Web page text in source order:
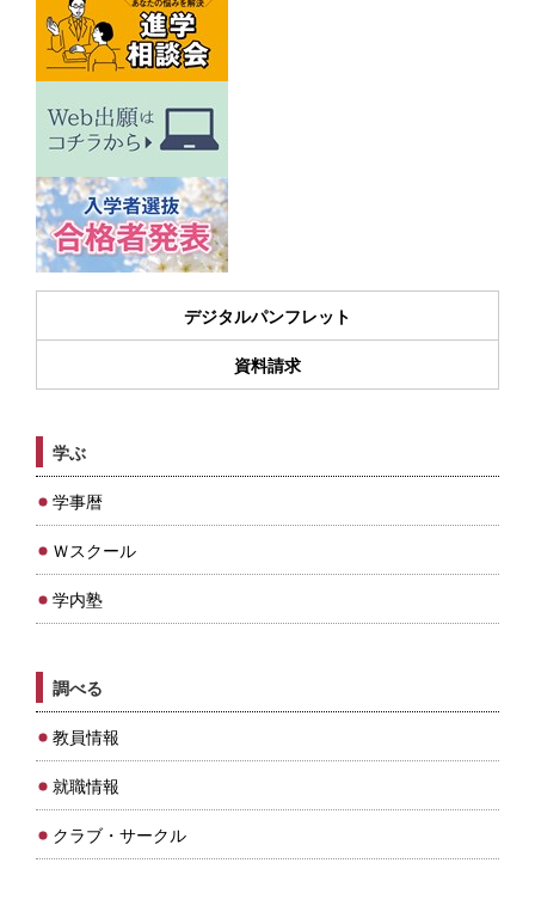
デジタルパンフレット
資料請求
学ぶ
学事暦
Ｗスクール
学内塾
調べる
教員情報
就職情報
クラブ・サークル